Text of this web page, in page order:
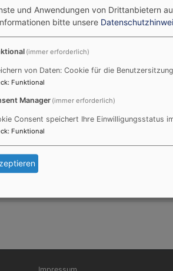
Heidenheim am Hahnenkamm.
ist ein Angebot von der
Rechts.
Fußbereichsmenü
und Anwendungen von Drittanbietern
bitte unsere
(immer erforderlich)
von Daten: Cookie für die Benutzersitzung
: Funktional
Manager (immer erforderlich)
Consent speichert Ihre Einwilligungsstatus
: Funktional